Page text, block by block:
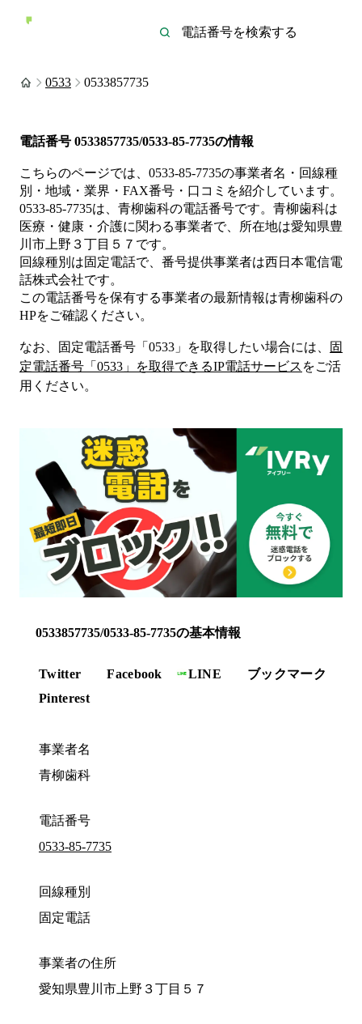
0533 0533857735
電話番号 0533857735/0533-85-7735の情報
こちらのページでは、 0533-85-7735の事業者名・回線種
別・地域・業界・FAX番号・口コミを紹介しています。
0533-85-7735は、 青柳歯科の電話番号です。 青柳歯科は
医療・健康・介護に関わる事業者で、所在地は愛知県豊
川市上野３丁目５７ です。
回線種別は固定電話で、番号提供事業者は西日本電信電
話株式会社です。
この電話番号を保有する事業者の最新情報は青柳歯科の
HPをご確認ください。
なお、固定電話番号「 0533 」を取得したい場合には、
固
定電話番号「 0533 」を取得できるIP電話サービス をご活
用ください。
0533857735/0533-85-7735の基本情報
Twitter Facebook LINE
ブックマーク
Pinterest
事業者名
青柳歯科
電話番号
0533-85-7735
回線種別
固定電話
事業者の住所
愛知県豊川市上野３丁目５７